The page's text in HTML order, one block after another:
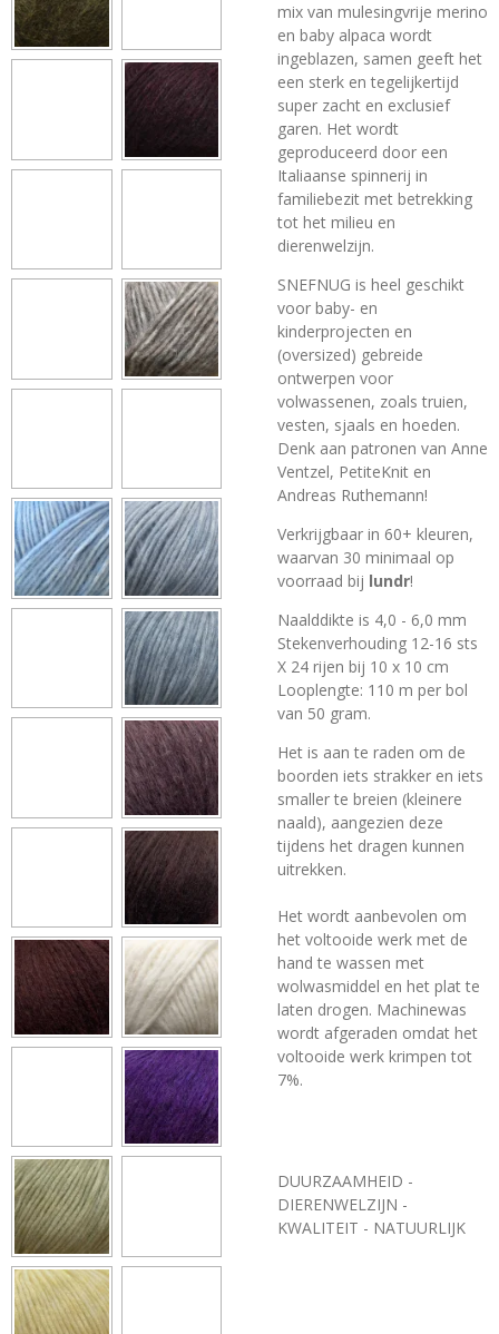
mix van mulesingvrije merino
en baby alpaca wordt
ingeblazen, samen geeft het
een sterk en tegelijkertijd
super zacht en exclusief
garen. Het wordt
geproduceerd door een
Italiaanse spinnerij in
familiebezit met betrekking
tot het milieu en
dierenwelzijn.
SNEFNUG is heel geschikt
voor baby- en
kinderprojecten en
(oversized) gebreide
ontwerpen voor
volwassenen, zoals truien,
vesten, sjaals en hoeden.
Denk aan patronen van Anne
Ventzel, PetiteKnit en
Andreas Ruthemann!
Verkrijgbaar in 60+ kleuren,
waarvan 30 minimaal op
voorraad bij lundr!
Naalddikte is 4,0 - 6,0 mm
Stekenverhouding 12-16 sts
X 24 rijen bij 10 x 10 cm
Looplengte: 110 m per bol
van 50 gram.
Het is aan te raden om de
boorden iets strakker en iets
smaller te breien (kleinere
naald), aangezien deze
tijdens het dragen kunnen
uitrekken.
Het wordt aanbevolen om
het voltooide werk met de
hand te wassen met
wolwasmiddel en het plat te
laten drogen. Machinewas
wordt afgeraden omdat het
voltooide werk krimpen tot
7%.
DUURZAAMHEID -
DIERENWELZIJN -
KWALITEIT - NATUURLIJK